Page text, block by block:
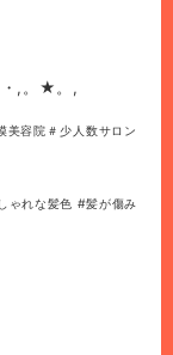
,。★。,
美容院＃少人数サロン
ゃれな髪色 #髪が傷み